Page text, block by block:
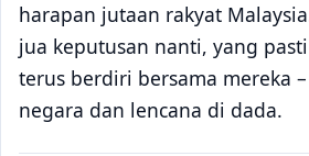
harapan jutaan rakyat
jua keputusan nanti, yang
terus berdiri bersama mereka
negara dan lencana di dada.